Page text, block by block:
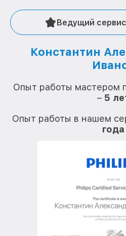
Ведущий
Константин
Опыт работы мастером
– 5
Опыт работы в нашем
года